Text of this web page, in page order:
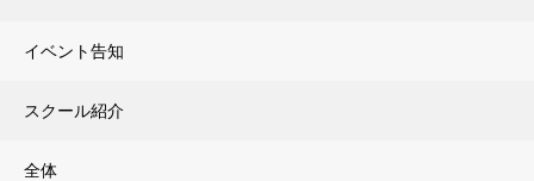
イベント告知
スクール紹介
全体